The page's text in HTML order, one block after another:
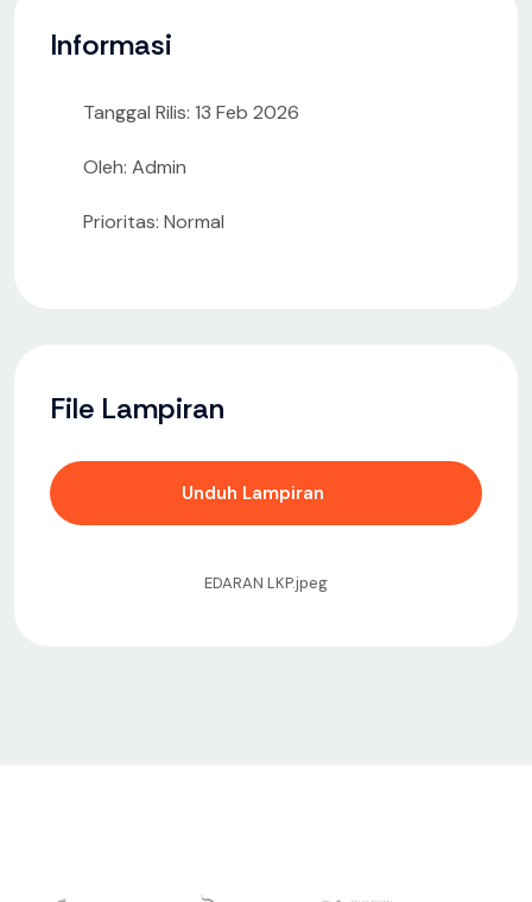
Informasi
Tanggal Rilis: 13 Feb 2026
Oleh: Admin
Prioritas: Normal
File Lampiran
Unduh Lampiran
EDARAN LKP.jpeg